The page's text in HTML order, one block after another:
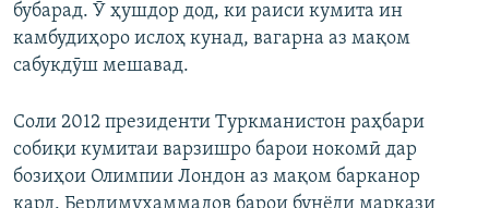
бубарад. Ӯ ҳушдор дод, ки раиси кумита ин
камбудиҳоро ислоҳ кунад, вагарна аз мақом
сабукдӯш мешавад.
Соли 2012 президенти Туркманистон раҳбари
собиқи кумитаи варзишро барои нокомӣ дар
бозиҳои Олимпии Лондон аз мақом барканор